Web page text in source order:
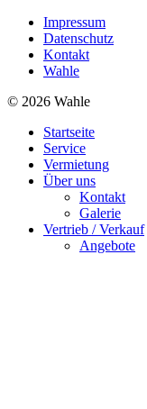
Impressum
Datenschutz
Kontakt
Wahle
© 2026 Wahle
Startseite
Service
Vermietung
Über uns
Kontakt
Galerie
Vertrieb / Verkauf
Angebote